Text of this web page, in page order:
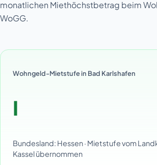
monatlichen Miethöchstbetrag beim
WoGG.
Wohngeld-Mietstufe in Bad Karlshafen
I
Bundesland: Hessen · Mietstufe vom
Kassel übernommen